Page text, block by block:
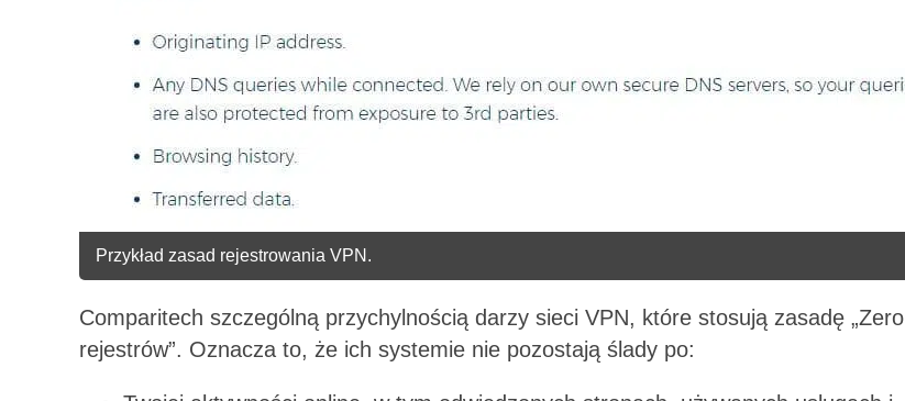
Przykład zasad rejestrowania VPN.
Comparitech szczególną przychylnością darzy sieci VPN, które stosują zasadę „Zero
rejestrów”. Oznacza to, że ich systemie nie pozostają ślady po: